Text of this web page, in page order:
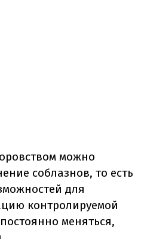
можно
соблазнов, то есть
для
контролируемой
меняться,